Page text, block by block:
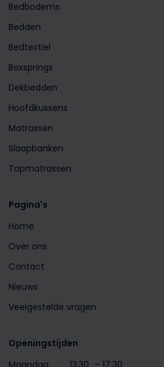
Bedbodems
Bedden
Bedtextiel
Boxsprings
Dekbedden
Hoofdkussens
Matrassen
Slaapbanken
Topmatrassen
Pagina's
Home
Over ons
Contact
Nieuws
Veelgestelde vragen
Openingstijden